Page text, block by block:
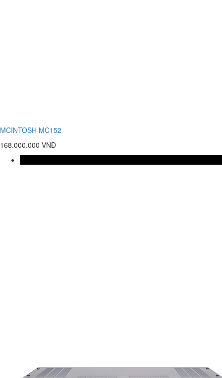
MCINTOSH MC152
168.000.000 VNĐ